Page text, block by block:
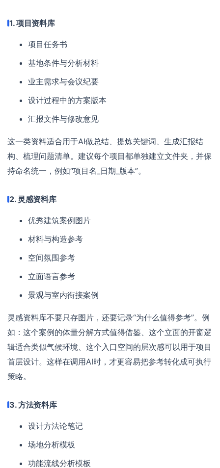
1. 项目资料库
项目任务书
基地条件与分析材料
业主需求与会议纪要
设计过程中的方案版本
汇报文件与修改意见
这一类资料适合用于AI做总结、提炼关键词、生成汇报结
构、梳理问题清单。建议每个项目都单独建立文件夹，并保
持命名统一，例如“项目名_日期_版本”。
2. 灵感资料库
优秀建筑案例图片
材料与构造参考
空间氛围参考
立面语言参考
景观与室内衔接案例
灵感资料库不要只存图片，还要记录“为什么值得参考”。例
如：这个案例的体量分解方式值得借鉴、这个立面的开窗逻
辑适合类似气候环境、这个入口空间的层次感可以用于项目
首层设计。这样在调用AI时，才更容易把参考转化成可执行
策略。
3. 方法资料库
设计方法论笔记
场地分析模板
功能流线分析模板